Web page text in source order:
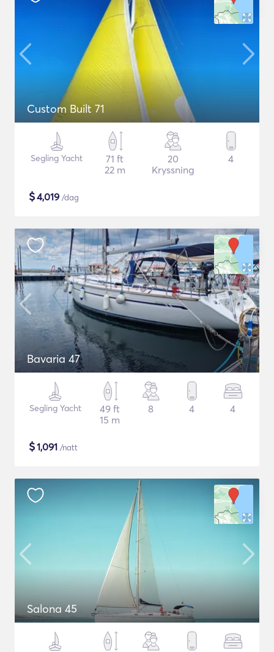
Custom Built 71
Segling Yacht
71 ft
22 m
20
Kryssning
4
$4,019 /dag
Bavaria 47
Segling Yacht
49 ft
15 m
8 4 4
$1,091 /natt
Salona 45